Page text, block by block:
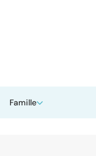
Famille